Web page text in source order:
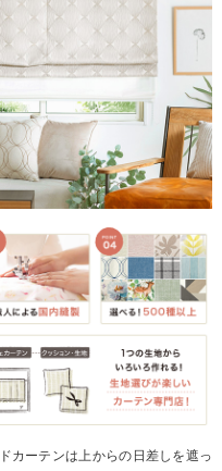
カーテンは上からの日差しを遮っ